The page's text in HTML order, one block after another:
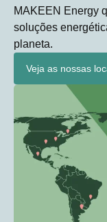
MAKEEN Energy
soluções
planeta.
Veja as nossas